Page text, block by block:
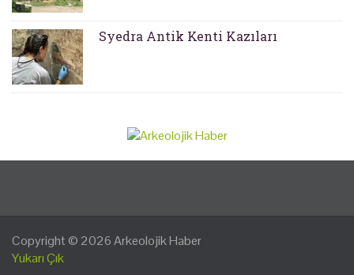
Syedra Antik Kenti Kazıları
Copyright © 2026Arkeolojik Haber
Yukarı Çık